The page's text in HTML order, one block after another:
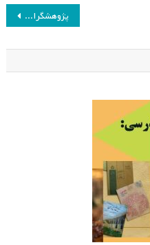
پژوهشگران پراستناد برتر ISC در حوزه مطالعات برنامه‌ درسی